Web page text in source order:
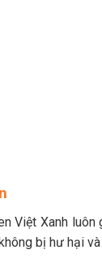
Việt Xanh
bị hư hại